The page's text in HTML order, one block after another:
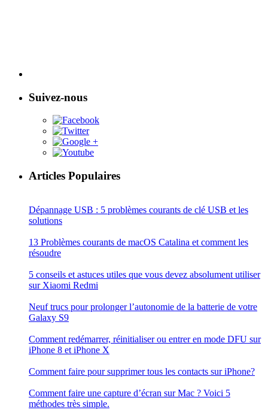
Suivez-nous
Articles Populaires
Dépannage USB : 5 problèmes courants de clé USB et les
solutions
13 Problèmes courants de macOS Catalina et comment les
résoudre
5 conseils et astuces utiles que vous devez absolument utiliser
sur Xiaomi Redmi
Neuf trucs pour prolonger l’autonomie de la batterie de votre
Galaxy S9
Comment redémarrer, réinitialiser ou entrer en mode DFU sur
iPhone 8 et iPhone X
Comment faire pour supprimer tous les contacts sur iPhone?
Comment faire une capture d’écran sur Mac ? Voici 5
méthodes très simple.